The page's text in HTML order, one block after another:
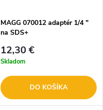
MAGG 070012 adaptér 1/4 "
na SDS+
12,30 €
Skladom
DO KOŠÍKA